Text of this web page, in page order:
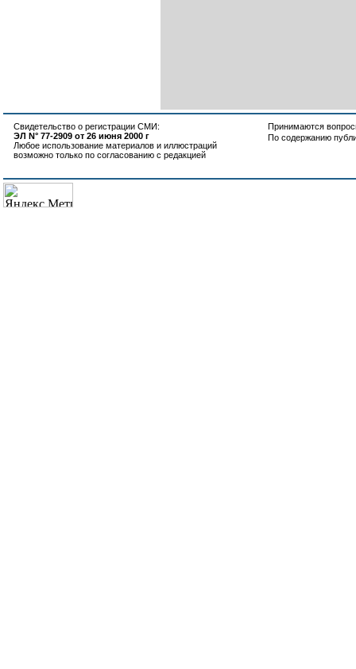
Свидетельство о регистрации СМИ:
ЭЛ N° 77-2909 от 26 июня 2000 г
Любое использование материалов и иллюстраций
возможно только по согласованию с редакцией
Принимаются
По содержанию